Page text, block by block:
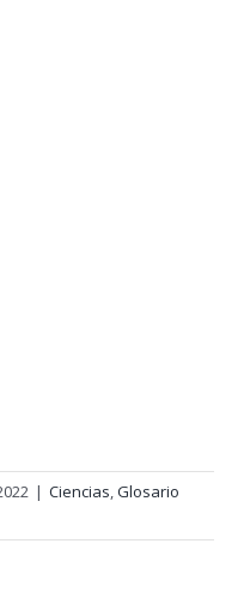
| Ciencias,Glosario